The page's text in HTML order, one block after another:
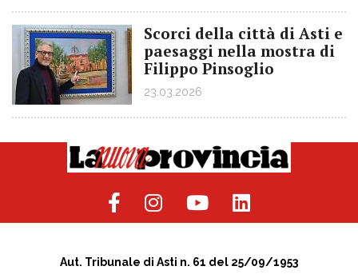
Scorci della città di Asti e
paesaggi nella mostra di
Filippo Pinsoglio
23.03.2026
Aut. Tribunale di Asti n. 61 del 25/09/1953